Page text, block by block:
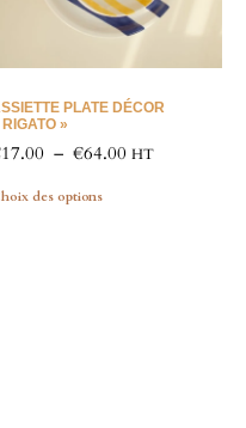
PLATE DÉCOR
»
17.00 – €64.00 HT
des options